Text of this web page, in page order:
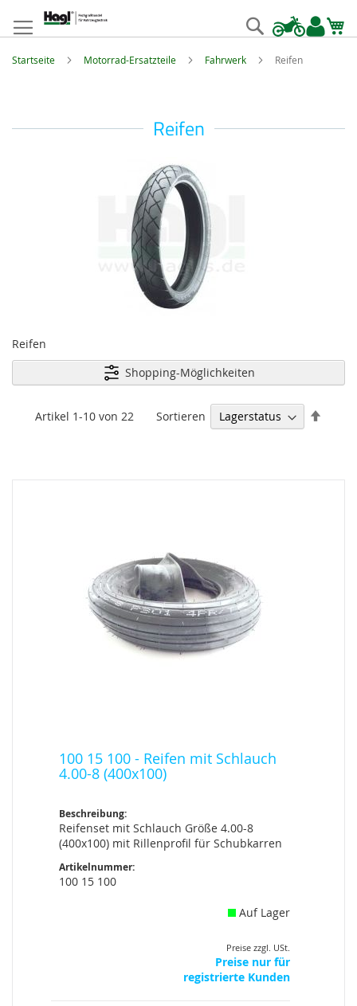
springen
Suche
Startseite Motorrad-Ersatzteile Fahrwerk Reifen
Reifen
Reifen
Artikel 1-10von 22 Sortieren
100 15 100 - Reifen mit Schlauch
4.00-8 (400x100)
Beschreibung:
Reifenset mit Schlauch Größe 4.00-8
(400x100) mit Rillenprofil für Schubkarren
Artikelnummer:
100 15 100
Auf Lager
Preise zzgl. USt.
Preise nur für
registrierte Kunden
Shopping-Möglichkeiten